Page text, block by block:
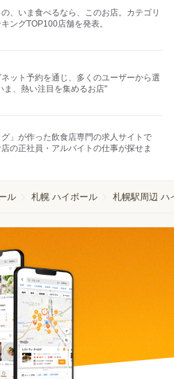
の、いま食べるなら、このお店。カテゴリ
ングTOP100店舗を発表。
ット予約を通じ、多くのユーザーから選
ま、熱い注目を集めるお店"
グ」が作った飲食店専門の求人サイトで
の正社員・アルバイトの仕事が探せま
ル 札幌 ハイボール 札幌駅周辺 ハ